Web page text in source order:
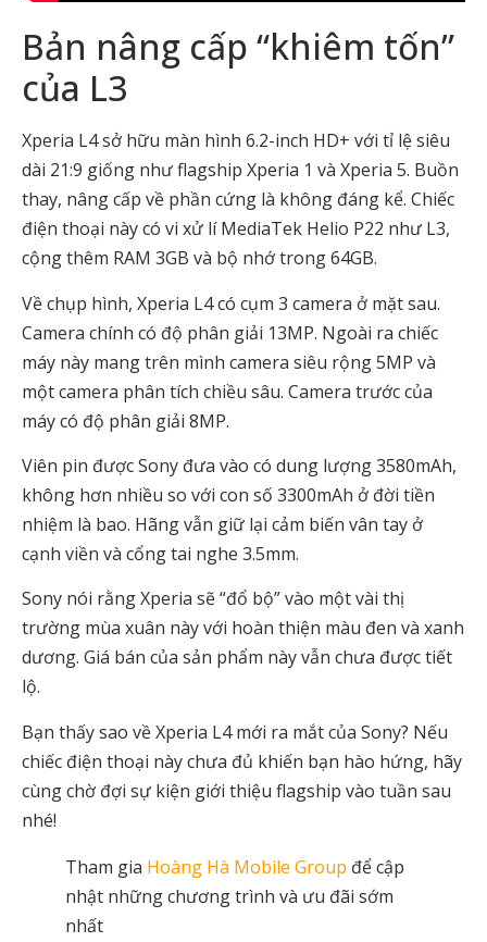
Bản nâng cấp “khiêm tốn”
của L3
Xperia L4 sở hữu màn hình 6.2-inch HD+ với tỉ lệ siêu
dài 21:9 giống như flagship Xperia 1 và Xperia 5. Buồn
thay, nâng cấp về phần cứng là không đáng kể. Chiếc
điện thoại này có vi xử lí MediaTek Helio P22 như L3,
cộng thêm RAM 3GB và bộ nhớ trong 64GB.
Về chụp hình, Xperia L4 có cụm 3 camera ở mặt sau.
Camera chính có độ phân giải 13MP. Ngoài ra chiếc
máy này mang trên mình camera siêu rộng 5MP và
một camera phân tích chiều sâu. Camera trước của
máy có độ phân giải 8MP.
Viên pin được Sony đưa vào có dung lượng 3580mAh,
không hơn nhiều so với con số 3300mAh ở đời tiền
nhiệm là bao. Hãng vẫn giữ lại cảm biến vân tay ở
cạnh viền và cổng tai nghe 3.5mm.
Sony nói rằng Xperia sẽ “đổ bộ” vào một vài thị
trường mùa xuân này với hoàn thiện màu đen và xanh
dương. Giá bán của sản phẩm này vẫn chưa được tiết
lộ.
Bạn thấy sao về Xperia L4 mới ra mắt của Sony? Nếu
chiếc điện thoại này chưa đủ khiến bạn hào hứng, hãy
cùng chờ đợi sự kiện giới thiệu flagship vào tuần sau
nhé!
Tham gia Hoàng Hà Mobile Group để cập
nhật những chương trình và ưu đãi sớm
nhất